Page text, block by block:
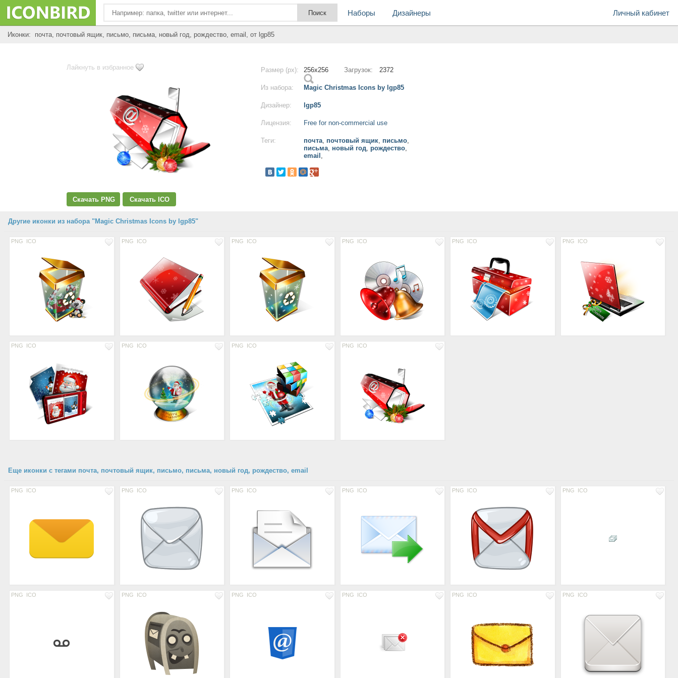
Личный кабинет
Наборы Дизайнеры
Иконки: почта, почтовый ящик, письмо, письма, новый год, рождество, email, от lgp85
Лайкнуть в избранное
Скачать PNG Скачать ICO
Размер (px): 256x256 Загрузок: 2372
Из набора: Magic Christmas Icons by lgp85
Дизайнер: lgp85
Лицензия: Free for non-commercial use
Теги: почта, почтовый ящик, письмо,
письма, новый год, рождество,
email ,
Другие иконки из набора "Magic Christmas Icons by lgp85"
PNG ICO PNG ICO PNG ICO PNG ICO PNG ICO PNG ICO
PNG ICO PNG ICO PNG ICO PNG ICO
Еще иконки с тегами почта, почтовый ящик, письмо, письма, новый год, рождество, email
PNG ICO PNG ICO PNG ICO PNG ICO PNG ICO PNG ICO
PNG ICO PNG ICO PNG ICO PNG ICO PNG ICO PNG ICO